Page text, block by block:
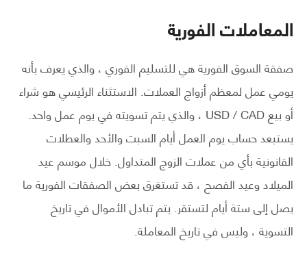
المعاملات الفورية
صفقة السوق الفورية هي للتسليم الفوري ، والذي يعرف بأنه
يومي عمل لمعظم أزواج العملات. الاستثناء الرئيسي هو شراء
أو بيع USD / CAD ، والذي يتم تسويته في يوم عمل واحد.
يستبعد حساب يوم العمل أيام السبت والأحد والعطلات
القانونية بأي من عملات الزوج المتداول. خلال موسم عيد
الميلاد وعيد الفصح ، قد تستغرق بعض الصفقات الفورية ما
يصل إلى ستة أيام لتستقر. يتم تبادل الأموال في تاريخ
التسوية ، وليس في تاريخ المعاملة.